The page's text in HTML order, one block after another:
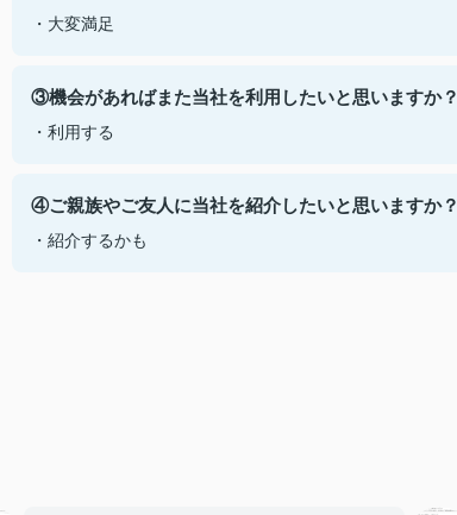
・大変満足
③機会があればまた当社を利用したいと思いますか？
・利用する
④ご親族やご友人に当社を紹介したいと思いますか？
・紹介するかも